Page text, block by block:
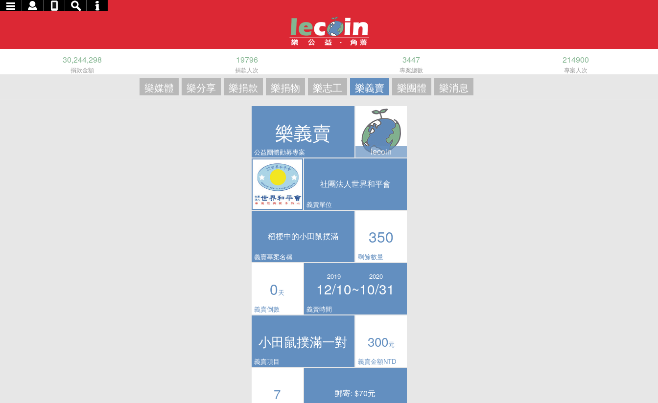
30,244,298
捐款金額
19796
捐款人次
3447
專案總數
214900
專案人次
樂媒體 樂分享 樂捐款 樂捐物 樂志工 樂義賣 樂團體 樂消息
樂義賣
公益團體勸募專案 lecoin
社團法人世界和平會
義賣單位
稻梗中的小田鼠撲滿
義賣專案名稱
350
剩餘數量
0天
義賣倒數
2019
12/10~
2020
10/31
義賣時間
小田鼠撲滿一對
義賣項目
300元
義賣金額NTD
7 郵寄: $70元